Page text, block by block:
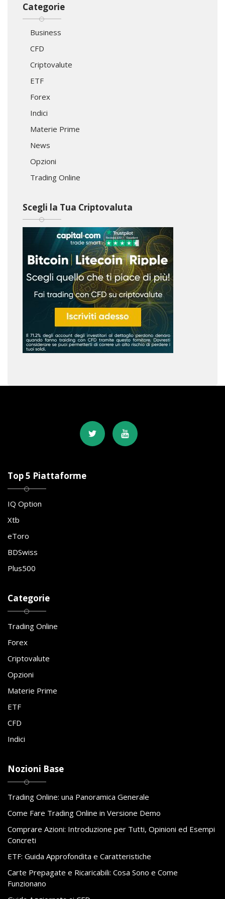
Categorie
Business
CFD
Criptovalute
ETF
Forex
Indici
Materie Prime
News
Opzioni
Trading Online
Scegli la Tua Criptovaluta
Top 5 Piattaforme
IQ Option
Xtb
eToro
BDSwiss
Plus500
Categorie
Trading Online
Forex
Criptovalute
Opzioni
Materie Prime
ETF
CFD
Indici
Nozioni Base
Trading Online: una Panoramica Generale
Come Fare Trading Online in Versione Demo
Comprare Azioni: Introduzione per Tutti, Opinioni ed Esempi
Concreti
ETF: Guida Approfondita e Caratteristiche
Carte Prepagate e Ricaricabili: Cosa Sono e Come
Funzionano